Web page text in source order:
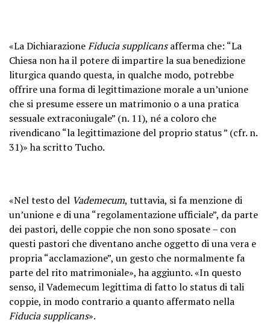
«La DichiarazioneFiducia supplicansafferma che: “La
Chiesa non ha il potere di impartire la sua benedizione
liturgica quando questa, in qualche modo, potrebbe
offrire una forma di legittimazione morale a un’unione
che si presume essere un matrimonio o a una pratica
sessuale extraconiugale” (n. 11), né a coloro che
rivendicano “la legittimazione del proprio status ” (cfr. n.
31)» ha scritto Tucho.
«Nel testo del Vademecum, tuttavia, si fa menzione di
un’unione e di una “regolamentazione ufficiale”, da parte
dei pastori, delle coppie che non sono sposate – con
questi pastori che diventano anche oggetto di una vera e
propria “acclamazione”, un gesto che normalmente fa
parte del rito matrimoniale», ha aggiunto. «In questo
senso, il Vademecum legittima di fatto lo status di tali
coppie, in modo contrario a quanto affermato nella
Fiducia supplicans».